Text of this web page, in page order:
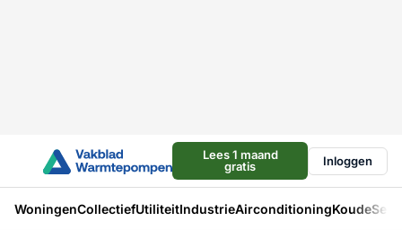
Lees 1 maand
gratis
Inloggen
WoningenCollectiefUtiliteitIndustrieAirconditioningKoude